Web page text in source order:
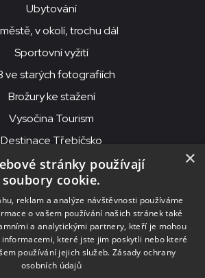
Ubytování
v okolí, trochu dál
Sportovní vyžití
ve starých fotografiích
Brožury ke stažení
Vysočina Tourism
Destinace Třebíčsko
Beseda Mor. Budějovice
organizace, Purcnerova 62, 676 02
Moravské Budějovice
CZ00091758, ID datové schránky: chjn2kd
×
stránky používají
soubory cookie.
reklam a analýze návštěvnosti používáme
o vašem používání našich stránek také
a analytickými partnery, kteří je mohou
které jste jim poskytli nebo které
používání jejich služeb. Zásady ochrany
osobních údajů